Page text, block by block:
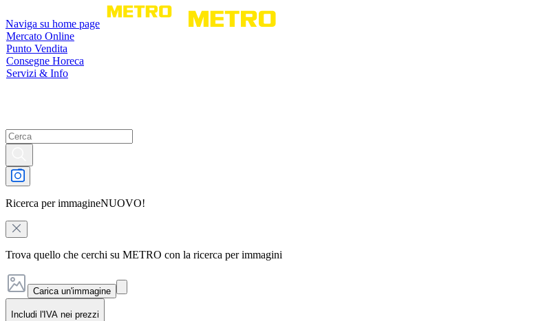
Naviga su home page
Mercato Online
Punto Vendita
Consegne Horeca
Servizi & Info
Ricerca per immagineNUOVO!
Trova quello che cerchi su METRO con la ricerca per immagini
Carica un'immagine
Includi l'IVA nei prezzi